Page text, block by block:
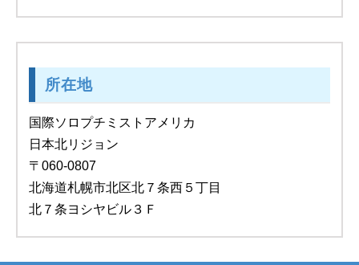
所在地
国際ソロプチミストアメリカ
日本北リジョン
〒060-0807
北海道札幌市北区北７条西５丁目
北７条ヨシヤビル３Ｆ